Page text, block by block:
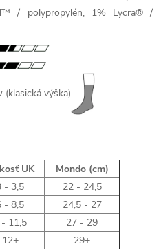
/ polypropylén, 1% Lycra® /
výška)
UK
Mondo (cm)
- 3,5
22 - 24,5
- 8,5
24,5 - 27
11,5
27 - 29
12+ 29+